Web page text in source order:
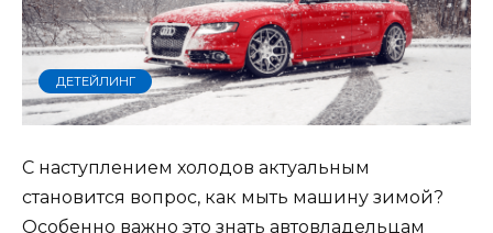
ДЕТЕЙЛИНГ
С наступлением холодов актуальным
становится вопрос, как мыть машину зимой?
Особенно важно это знать автовладельцам